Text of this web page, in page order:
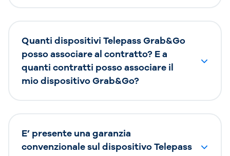
Quanti dispositivi Telepass Grab&Go
posso associare al contratto? E a
quanti contratti posso associare il
mio dispositivo Grab&Go?
E’ presente una garanzia
convenzionale sul dispositivo Telepass